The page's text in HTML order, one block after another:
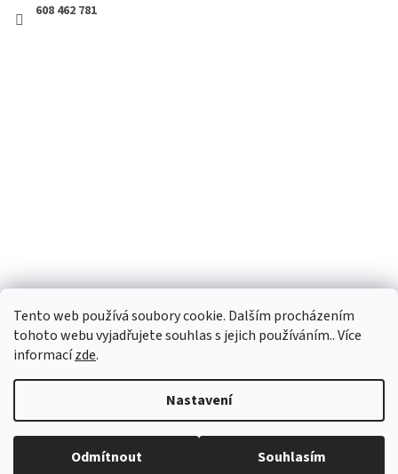
Tento web používá soubory cookie. Dalším procházením
tohoto webu vyjadřujete souhlas s jejich používáním.. Více
informacízde.
Nastavení
Odmítnout Souhlasím
608 462 781
Copyright 2026vypocetnitechnika.eu. Všechna práva vyhrazena.
Upravit nastavení cookies